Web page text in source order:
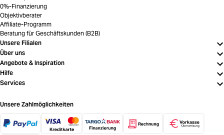
0%-Finanzierung
Objektivberater
Affiliate-Programm
Beratung für Geschäftskunden (B2B)
Unsere Filialen
Über uns
Angebote & Inspiration
Hilfe
Services
Unsere Zahlmöglichkeiten